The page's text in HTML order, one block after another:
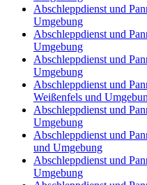
Abschleppdienst und
Umgebung
Abschleppdienst und
Umgebung
Abschleppdienst und
Umgebung
Abschleppdienst und
Weißenfels und
Abschleppdienst und
Umgebung
Abschleppdienst und
und Umgebung
Abschleppdienst und
Umgebung